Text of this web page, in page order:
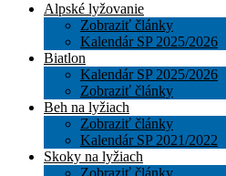
Alpské lyžovanie
Zobraziť články
Kalendár SP 2025/2026
Biatlon
Kalendár SP 2025/2026
Zobraziť články
Beh na lyžiach
Zobraziť články
Kalendár SP 2021/2022
Skoky na lyžiach
Zobraziť články